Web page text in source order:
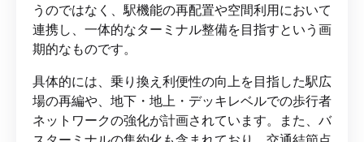
うのではなく、駅機能の再配置や空間利用において
連携し、一体的なターミナル整備を目指すという画
期的なものです。
具体的には、乗り換え利便性の向上を目指した駅広
場の再編や、地下・地上・デッキレベルでの歩行者
ネットワークの強化が計画されています。また、バ